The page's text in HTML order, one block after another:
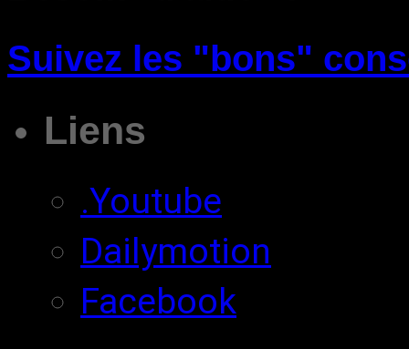
Suivez les "bons"
Liens
.Youtube
Dailymotion
Facebook